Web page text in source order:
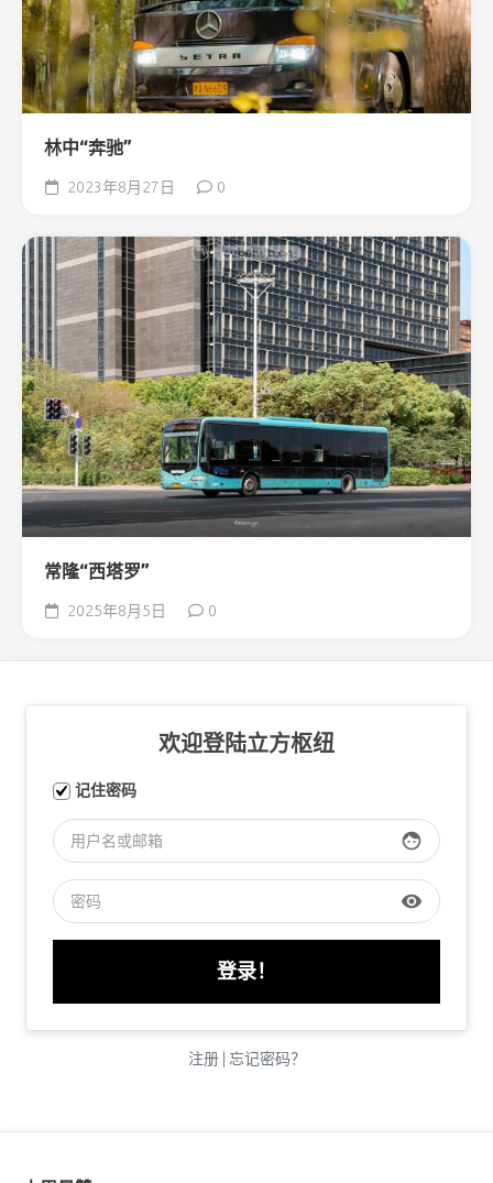
林中“奔驰”
2023年8月27日 0
常隆“西塔罗”
2025年8月5日 0
欢迎登陆立方枢纽
记住密码
face
visibility
注册| 忘记密码？